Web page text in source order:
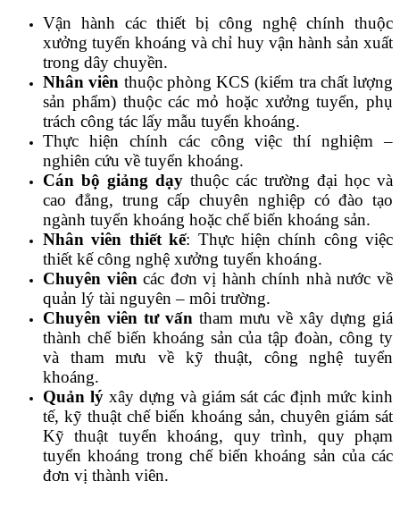
Vận hành các thiết bị công nghệ chính thuộc
xưởng tuyển khoáng và chỉ huy vận hành sản xuất
trong dây chuyền.
Nhân viên thuộc phòng KCS (kiểm tra chất lượng
sản phẩm) thuộc các mỏ hoặc xưởng tuyển, phụ
trách công tác lấy mẫu tuyển khoáng.
Thực hiện chính các công việc thí nghiệm –
nghiên cứu về tuyển khoáng.
Cán bộ giảng dạy thuộc các trường đại học và
cao đẳng, trung cấp chuyên nghiệp có đào tạo
ngành tuyển khoáng hoặc chế biến khoáng sản.
Nhân viên thiết kế: Thực hiện chính công việc
thiết kế công nghệ xưởng tuyển khoáng.
Chuyên viên các đơn vị hành chính nhà nước về
quản lý tài nguyên – môi trường.
Chuyên viên tư vấn tham mưu về xây dựng giá
thành chế biến khoáng sản của tập đoàn, công ty
và tham mưu về kỹ thuật, công nghệ tuyển
khoáng.
Quản lýxây dựng và giám sát các định mức kinh
tế, kỹ thuật chế biến khoáng sản, chuyên giám sát
Kỹ thuật tuyển khoáng, quy trình, quy phạm
tuyển khoáng trong chế biến khoáng sản của các
đơn vị thành viên.